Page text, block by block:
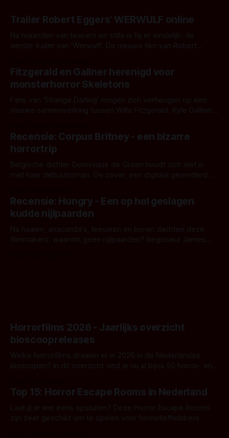
Trailer Robert Eggers' WERWULF online
Na maanden van teasers en stills is hij er eindelijk: de
eerste trailer van 'Werwulf'. De nieuwe film van Robert
kille stijl vol folklore en mythe. Het topic deze keer is (kon
het het al raden?)... de weerwolf. Kijk je mee?
Fitzgerald en Gallner herenigd voor
monsterhorror Skeletons
Fans van 'Strange Darling' mogen zich verheugen op een
nieuwe samenwerking tussen Willa Fitzgerald, Kyle Gallner
'Skeletons', een nieuwe creature feature waarvoor de
opnames zijn gestart in Australië.
Recensie: Corpus Britney - een bizarre
horrortrip
Belgische dichter Dominique de Groen houdt zich niet in
met haar debuutroman. De cover, een digitaal gerenderd en
achtergrond, belooft iets kleurrijks maar onheilspellends,
iets ongrijpbaars. En dat maakt De Groen met ieder woord
waar.
Recensie: Hungry - Een op hol geslagen
kudde nijlpaarden
Na haaien, anaconda's, leeuwen en beren dachten deze
filmmakers: waarom geen nijlpaarden? Regisseur James
Horrorfilms 2026 - Jaarlijks overzicht
bioscoopreleases
Welke horrorfilms draaien er in 2026 in de Nederlandse
bioscopen? In dit overzicht vind je nu al bijna 50 horror- en
Top 15: Horror Escape Rooms in Nederland
Laat jij je wel eens opsluiten? Deze Horror Escape Rooms
zijn zeer geschikt om te spelen voor horrorliefhebbers.